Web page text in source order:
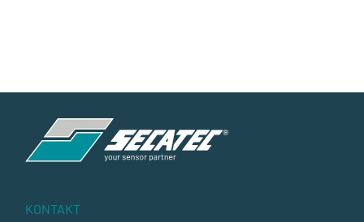
KONTAKT